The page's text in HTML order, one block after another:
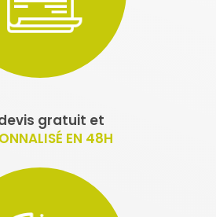
gratuit et
EN 48H